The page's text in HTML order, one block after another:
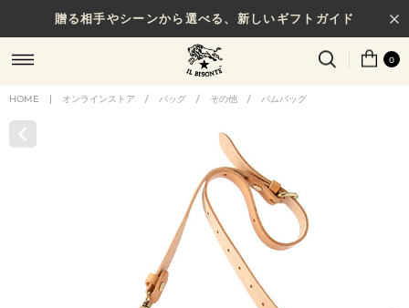
贈る相手やシーンから選べる、新しいギフトガイド
0
HOME | オンラインストア / バッグ / その他 / バムバッグ